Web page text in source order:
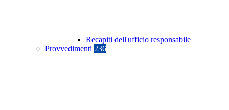
Recapiti dell'ufficio responsabile
Provvedimenti 236